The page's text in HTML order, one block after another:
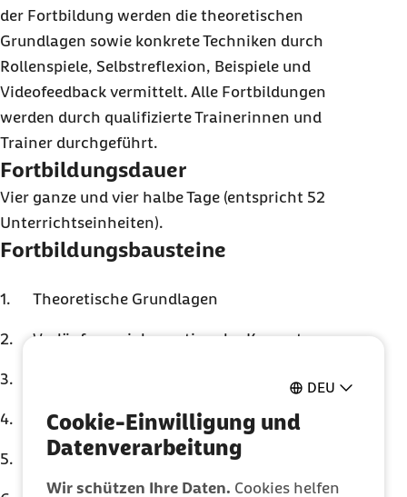
DEU
Cookie-Einwilligung und
Datenverarbeitung
Wir schützen Ihre Daten. Cookies helfen
der Fortbildung werden die theoretischen
Grundlagen sowie konkrete Techniken durch
Rollenspiele, Selbstreflexion, Beispiele und
Videofeedback vermittelt. Alle Fortbildungen
werden durch qualifizierte Trainerinnen und
Trainer durchgeführt.
Fortbildungsdauer
Vier ganze und vier halbe Tage (entspricht 52
Unterrichtseinheiten).
Fortbildungsbausteine
Theoretische Grundlagen
Vorläufer sozial-emotionaler Kompetenzen
Bindung
Feinfühligkeit